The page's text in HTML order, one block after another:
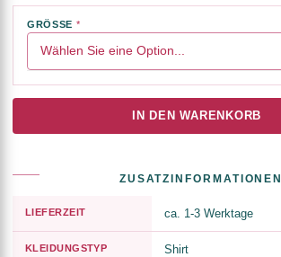
GRÖSSE
IN DEN WARENKORB
ZUSATZINFORMATIONEN
LIEFERZEIT ca. 1-3 Werktage
KLEIDUNGSTYP Shirt